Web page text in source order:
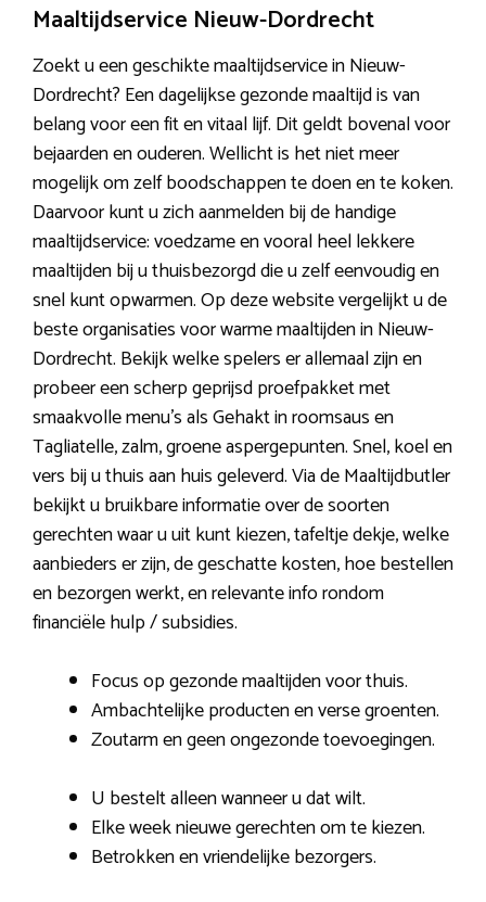
Maaltijdservice Nieuw-Dordrecht
Zoekt u een geschikte maaltijdservice in Nieuw-
Dordrecht? Een dagelijkse gezonde maaltijd is van
belang voor een fit en vitaal lijf. Dit geldt bovenal voor
bejaarden en ouderen. Wellicht is het niet meer
mogelijk om zelf boodschappen te doen en te koken.
Daarvoor kunt u zich aanmelden bij de handige
maaltijdservice: voedzame en vooral heel lekkere
maaltijden bij u thuisbezorgd die u zelf eenvoudig en
snel kunt opwarmen. Op deze website vergelijkt u de
beste organisaties voor warme maaltijden in Nieuw-
Dordrecht. Bekijk welke spelers er allemaal zijn en
probeer een scherp geprijsd proefpakket met
smaakvolle menu’s als Gehakt in roomsaus en
Tagliatelle, zalm, groene aspergepunten. Snel, koel en
vers bij u thuis aan huis geleverd. Via de Maaltijdbutler
bekijkt u bruikbare informatie over de soorten
gerechten waar u uit kunt kiezen, tafeltje dekje, welke
aanbieders er zijn, de geschatte kosten, hoe bestellen
en bezorgen werkt, en relevante info rondom
financiële hulp / subsidies.
Focus op gezonde maaltijden voor thuis.
Ambachtelijke producten en verse groenten.
Zoutarm en geen ongezonde toevoegingen.
U bestelt alleen wanneer u dat wilt.
Elke week nieuwe gerechten om te kiezen.
Betrokken en vriendelijke bezorgers.